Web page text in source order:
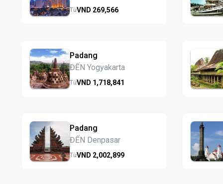
TừVND 269,566
Padang
ĐẾN Yogyakarta
TừVND 1,718,841
Padang
ĐẾN Denpasar
TừVND 2,002,899